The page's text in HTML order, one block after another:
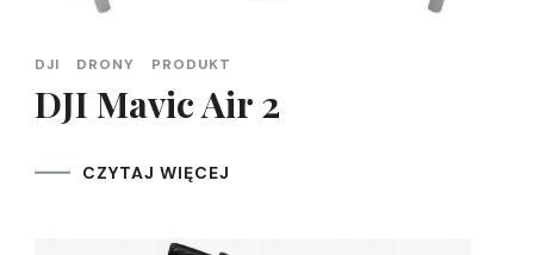
DJI DRONY PRODUKT
DJI Mavic Air 2
CZYTAJ WIĘCEJ